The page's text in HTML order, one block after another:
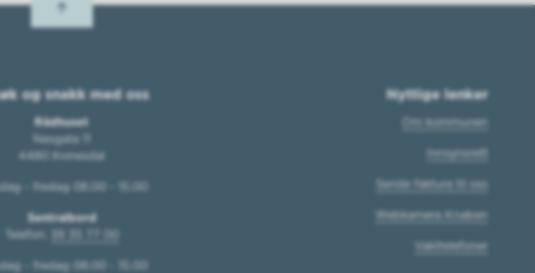
og snakk med oss
Rådhuset
Nesgata 11
4480 Kvinesdal
- fredag 08.00 - 15.00
Sentralbord
Telefon:
38 35 77 00
- fredag 08.00 - 15.00
Nyttige lenker
Om kommunen
Innsynsrett
Sende faktura til oss
Webkamera Knaben
Vakttelefoner